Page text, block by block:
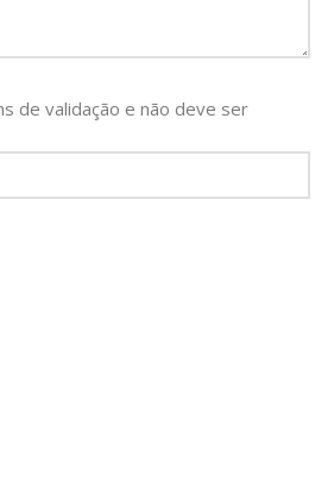
de validação e não deve ser